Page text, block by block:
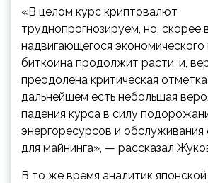
«В целом курс криптовалют
труднопрогнозируем, но, скорее
надвигающегося экономического
биткоина продолжит расти, и,
преодолена критическая
дальнейшем есть небольшая
падения курса в силу
энергоресурсов и
для майнинга», — рассказал
В то же время аналитик